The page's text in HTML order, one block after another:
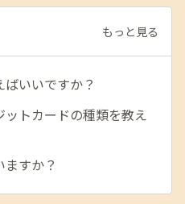
もっと見る
いいですか？
トカードの種類を教え
すか？